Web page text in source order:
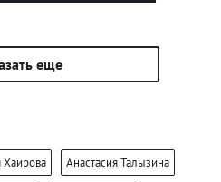
еще
Хаирова Анастасия Талызина